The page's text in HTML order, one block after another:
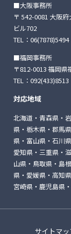
■大阪事務所
〒 542-0081 大阪
ビル702
TEL： 06(7878)5494
■福岡事務所
〒812-0013 福岡
TEL： 092(433)8513
対応地域
北海道・青森県・
県・栃木県・郡馬
県・富山県・石川
愛知県・三重県・
山県・鳥取県・島
県・愛媛県・高知
宮崎県・鹿児島県
サイトマ